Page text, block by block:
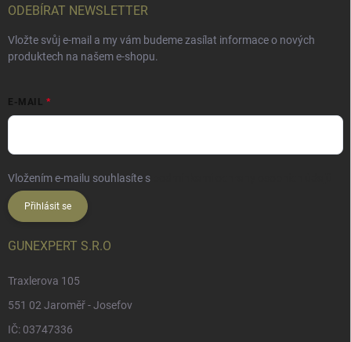
ODEBÍRAT NEWSLETTER
Vložte svůj e-mail a my vám budeme zasílat informace o nových
produktech na našem e-shopu.
E-MAIL
Vložením e-mailu souhlasíte s
Přihlásit se
GUNEXPERT S.R.O
Traxlerova 105
551 02 Jaroměř - Josefov
IČ: 03747336